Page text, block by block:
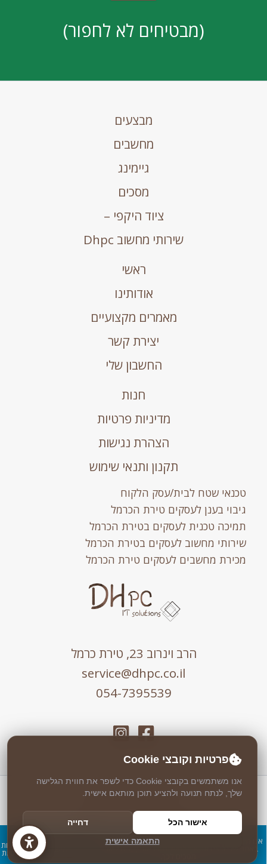
(מבטיחים לא לחפור)
מבצעים
מחשבים
גיימינג
מסכים
ציוד היקפי –
שירותי מחשוב Dhpc
ראשי
אודותינו
מאמרים מקצועיים
יצירת קשר
החשבון שלי
חנות
מדיניות פרטיות
הצהרת נגישות
תקנון ותנאי שימוש
טכנאי שטח לבית/עסק הלקוח
גיבוי בענן לעסקים טירת הכרמל
תמיכה טכנית לעסקים בטירת הכרמל
שירותי מחשוב לעסקים בטירת הכרמל
מכירת מחשבים לעסקים טירת הכרמל
הרב וינרוב 23, טירת כרמל
service@dhpc.co.il
054-7395539
כל הזכויות שמורות © 2026 DHPC
עיצוב ופיתוח ע"יLogicode
פרטיות וקובצי Cookie
אנו משתמשים בקובצי Cookie כדי לשפר את חווית הגלישה
שלך, לנתח תנועה ולהציע תוכן מותאם אישית.
אישור הכל
דחייה
התאמה אישית
אנו משתמשים בעוגיות כדי להבטיח חוויית שימוש מיטבית
באתר שלנו. אם תמשיך להשתמש באתר, נניח שאתה מדיניות
פרטיות